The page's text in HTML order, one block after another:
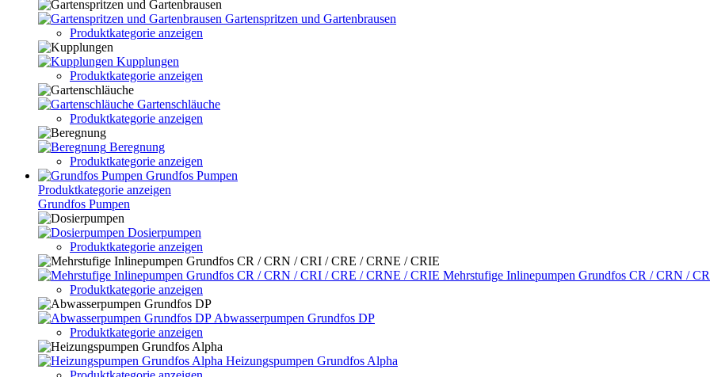
Gartenspritzen und Gartenbrausen
Produktkategorie anzeigen
Kupplungen
Produktkategorie anzeigen
Gartenschläuche
Produktkategorie anzeigen
Beregnung
Produktkategorie anzeigen
Grundfos Pumpen
Produktkategorie anzeigen
Grundfos Pumpen
Dosierpumpen
Produktkategorie anzeigen
Mehrstufige Inlinepumpen Grundfos CR / CRN /
Produktkategorie anzeigen
Abwasserpumpen Grundfos DP
Produktkategorie anzeigen
Heizungspumpen Grundfos Alpha